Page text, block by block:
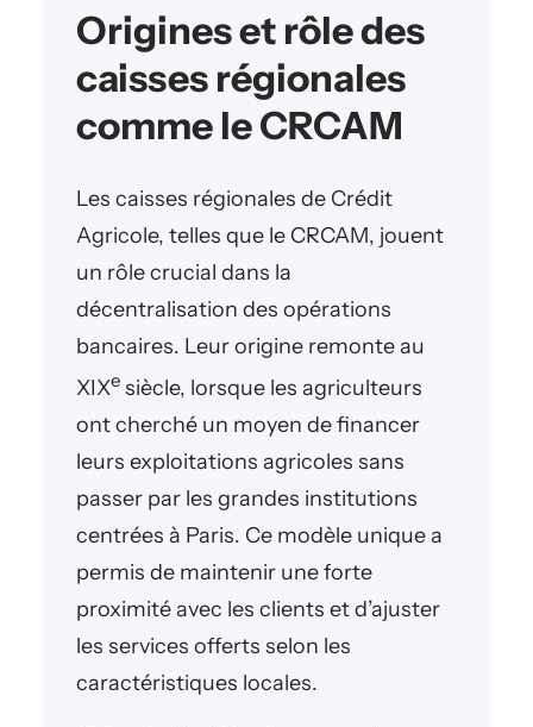
Origines et rôle des
caisses régionales
comme le CRCAM
Les caisses régionales de Crédit
Agricole, telles que le CRCAM, jouent
un rôle crucial dans la
décentralisation des opérations
bancaires. Leur origine remonte au
XIXe siècle, lorsque les agriculteurs
ont cherché un moyen de financer
leurs exploitations agricoles sans
passer par les grandes institutions
centrées à Paris. Ce modèle unique a
permis de maintenir une forte
proximité avec les clients et d’ajuster
les services offerts selon les
caractéristiques locales.